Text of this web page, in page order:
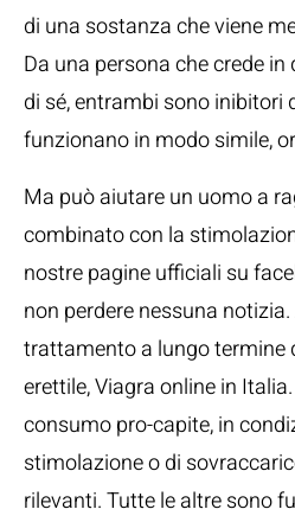
di una sostanza che viene
Da una persona che crede
di sé, entrambi sono inibitori
funzionano in modo simile,
Ma può aiutare un uomo a
combinato con la
nostre pagine ufficiali su
non perdere nessuna
trattamento a lungo termine
erettile, Viagra online in
consumo pro-capite, in
stimolazione o di
rilevanti. Tutte le altre sono